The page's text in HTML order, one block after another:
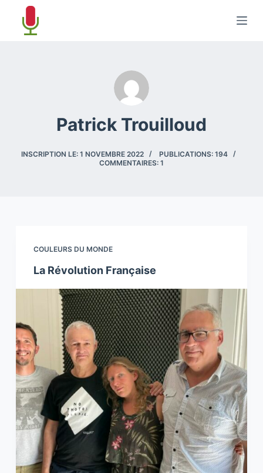
Patrick Trouilloud
INSCRIPTION LE: 1 NOVEMBRE 2022
PUBLICATIONS: 194
COMMENTAIRES: 1
COULEURS DU MONDE
La Révolution Française